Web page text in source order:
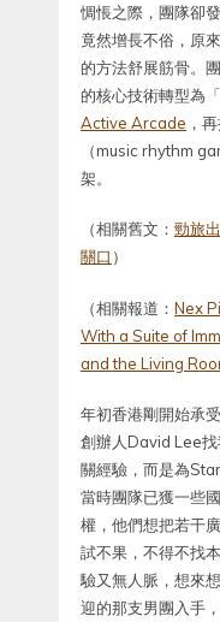
惆悵之際，團隊卻
竟然增長不俗，原
的方法舒展筋骨。
的核心技術轉型為
Active Arcade ，
（music rhythm
架。
（相關舊文： 勁旅
關口 ）
（相關報道： Nex
With a Suite of
and the Living
年初香港剛開始承
創辦人David Lee
關經驗，而是為
當時團隊已獲一些
權，他們想把若干
試不果，不得不找
驗又無人脈，想來
迎的那支男團入手